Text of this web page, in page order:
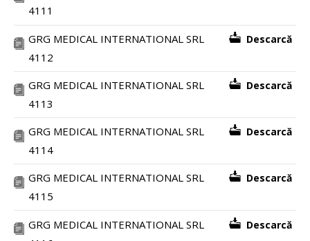
4111
GRG MEDICAL INTERNATIONAL SRL
4112
Descarcă
GRG MEDICAL INTERNATIONAL SRL
4113
Descarcă
GRG MEDICAL INTERNATIONAL SRL
4114
Descarcă
GRG MEDICAL INTERNATIONAL SRL
4115
Descarcă
GRG MEDICAL INTERNATIONAL SRL
Descarcă